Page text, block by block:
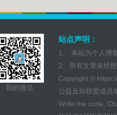
我的微信
站点声明：
1、 本站为个人博
2、所有文章未经
Copyright ©
公益反诈联盟成员
Write the code,